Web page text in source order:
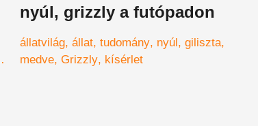
nyúl, grizzly a futópadon
állatvilág állat tudomány nyúl giliszta
medve Grizzly kísérlet